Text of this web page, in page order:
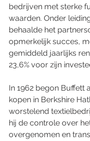
bedrijven met sterke
waarden. Onder
behaalde het
opmerkelijk succes,
gemiddeld jaarlijks
23,6% voor zijn
In 1962 begon Buffett
kopen in Berkshire
worstelend
hij de controle over
overgenomen en